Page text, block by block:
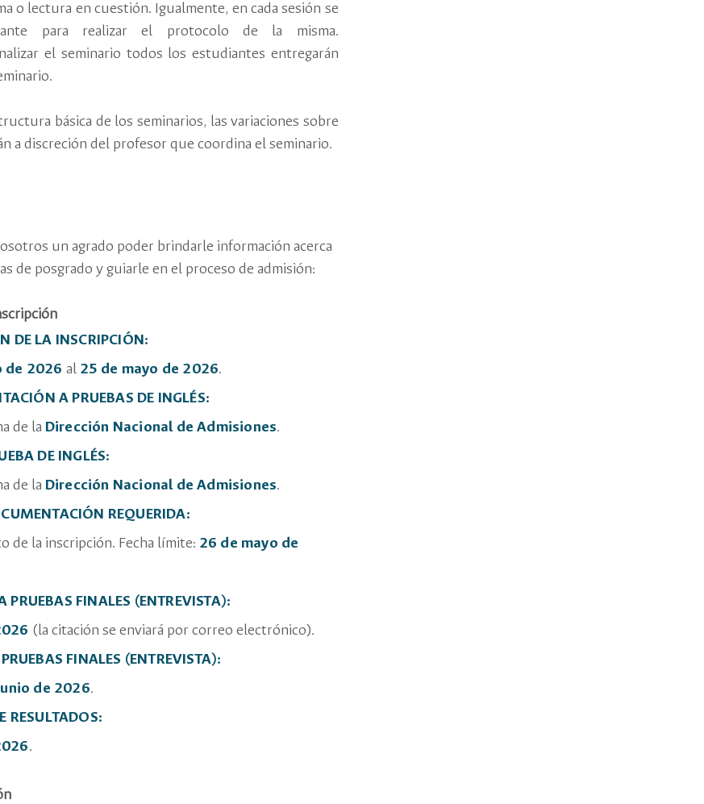
o lectura en cuestión. Igualmente, en cada sesión se
para realizar el protocolo de la misma.
el seminario todos los estudiantes entregarán
básica de los seminarios, las variaciones sobre
a discreción del profesor que coordina el seminario.
un agrado poder brindarle información acerca
de posgrado y guiarle en el proceso de admisión:
DE LA INSCRIPCIÓN:
de 2026 al 25 de mayo de 2026.
A PRUEBAS DE INGLÉS:
de la Dirección Nacional de Admisiones.
DE INGLÉS:
de la Dirección Nacional de Admisiones.
REQUERIDA:
de la inscripción. Fecha límite: 26 de mayo de
PRUEBAS FINALES (ENTREVISTA):
(la citación se enviará por correo electrónico).
FINALES (ENTREVISTA):
de 2026.
RESULTADOS:
.